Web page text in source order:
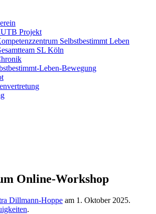
Projekt
Selbstbestimmt Leben
SL Köln
Leben-Bewegung
Online-Workshop
Dillmann-Hoppe am 1. Oktober 2025.
.